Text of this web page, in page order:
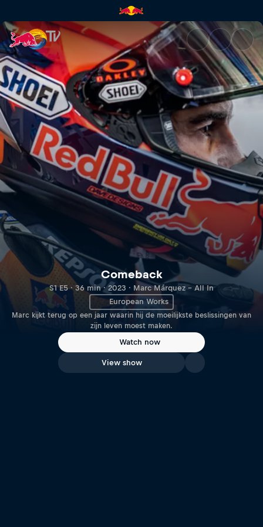
Comeback | Red Bull TV
Comeback
S1 E5 · 36 min · 2023 · Marc Márquez – All In
European Works
Marc kijkt terug op een jaar waarin hij de moeilijkste beslissingen van
zijn leven moest maken.
Watch now
View show